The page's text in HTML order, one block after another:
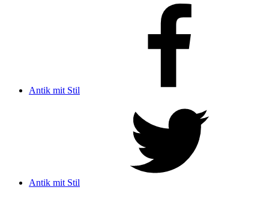
Antik mit Stil
Antik mit Stil